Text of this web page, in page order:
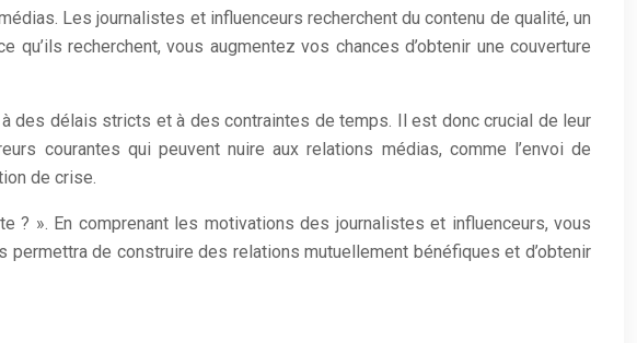
Les journalistes et influenceurs recherchent du contenu de qualité, un
recherchent, vous augmentez vos chances d’obtenir une couverture
des délais stricts et à des contraintes de temps. Il est donc crucial de leur
courantes qui peuvent nuire aux relations médias, comme l’envoi de
de crise.
? ». En comprenant les motivations des journalistes et influenceurs, vous
de construire des relations mutuellement bénéfiques et d’obtenir